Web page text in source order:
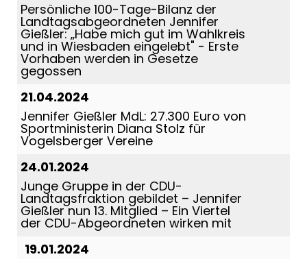
Persönliche 100-Tage-Bilanz der
Landtagsabgeordneten Jennifer
Gießler: „Habe mich gut im Wahlkreis
und in Wiesbaden eingelebt" - Erste
Vorhaben werden in Gesetze
gegossen
21.04.2024
Jennifer Gießler MdL: 27.300 Euro von
Sportministerin Diana Stolz für
Vogelsberger Vereine
24.01.2024
Junge Gruppe in der CDU-
Landtagsfraktion gebildet – Jennifer
Gießler nun 13. Mitglied – Ein Viertel
der CDU-Abgeordneten wirken mit
19.01.2024